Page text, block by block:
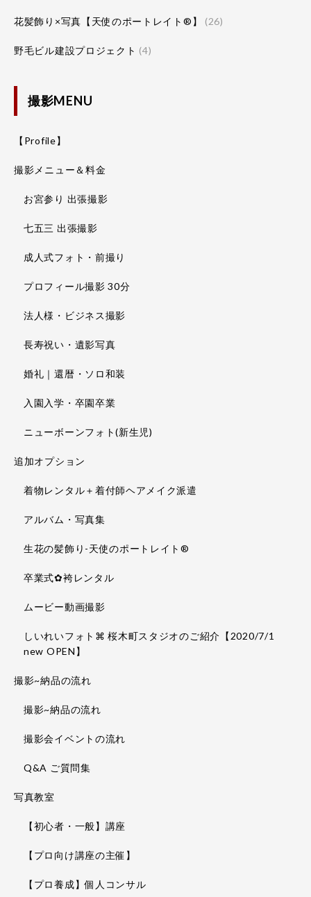
花髪飾り×写真【天使のポートレイト®】 (26)
野毛ビル建設プロジェクト (4)
撮影MENU
【Profile】
撮影メニュー＆料金
お宮参り 出張撮影
七五三 出張撮影
成人式フォト・前撮り
プロフィール撮影 30分
法人様・ビジネス撮影
長寿祝い・遺影写真
婚礼｜還暦・ソロ和装
入園入学・卒園卒業
ニューボーンフォト(新生児)
追加オプション
着物レンタル＋着付師ヘアメイク派遣
アルバム・写真集
生花の髪飾り-天使のポートレイト®
卒業式✿袴レンタル
ムービー動画撮影
しいれいフォト⌘ 桜木町スタジオのご紹介【2020/7/1
new OPEN】
撮影~納品の流れ
撮影~納品の流れ
撮影会イベントの流れ
Q&A ご質問集
写真教室
【初心者・一般】講座
【プロ向け講座の主催】
【プロ養成】個人コンサル